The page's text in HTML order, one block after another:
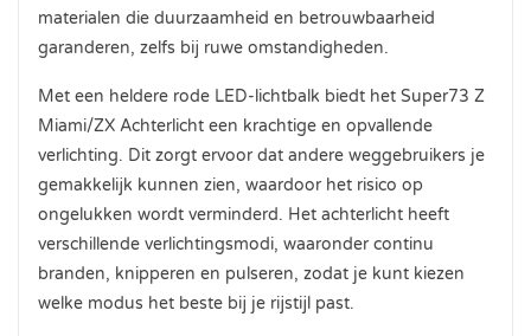
materialen die duurzaamheid en betrouwbaarheid
garanderen, zelfs bij ruwe omstandigheden.
Met een heldere rode LED-lichtbalk biedt het Super73 Z
Miami/ZX Achterlicht een krachtige en opvallende
verlichting. Dit zorgt ervoor dat andere weggebruikers je
gemakkelijk kunnen zien, waardoor het risico op
ongelukken wordt verminderd. Het achterlicht heeft
verschillende verlichtingsmodi, waaronder continu
branden, knipperen en pulseren, zodat je kunt kiezen
welke modus het beste bij je rijstijl past.